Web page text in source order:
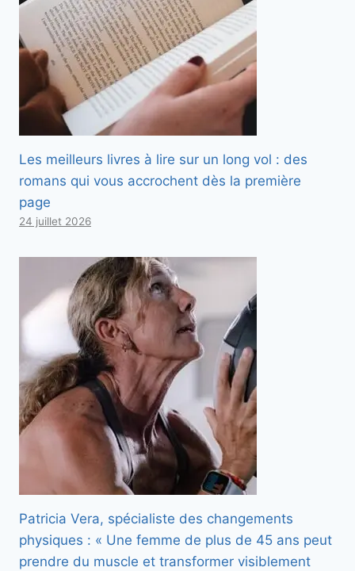
Les meilleurs livres à lire sur un long vol : des
romans qui vous accrochent dès la première
page
24 juillet 2026
Patricia Vera, spécialiste des changements
physiques : « Une femme de plus de 45 ans peut
prendre du muscle et transformer visiblement